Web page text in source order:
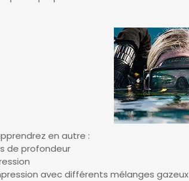
en autre :
de profondeur
avec différents mélanges gazeux